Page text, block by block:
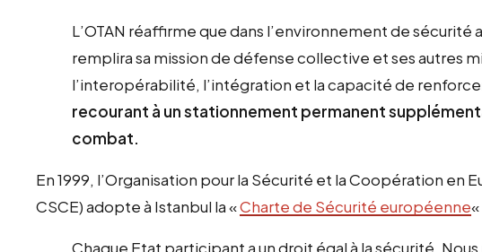
L’OTAN réaffirme que dans l’environnement de sécurité
remplira sa mission de défense collective et ses autres
l’interopérabilité, l’intégration et la capacité de
recourant à un stationnement permanent
combat.
En 1999, l’Organisation pour la Sécurité et la Coopération en
CSCE) adopte à Istanbul la «Charte de Sécurité européenne
Chaque Etat participant a un droit égal à la sécurité.